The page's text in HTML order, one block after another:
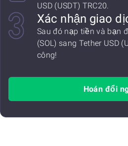
USD (USDT) TRC20.
Xác nhận giao
Sau đó nạp tiền và bạn
(SOL) sang Tether USD
công!
Hoán đổi